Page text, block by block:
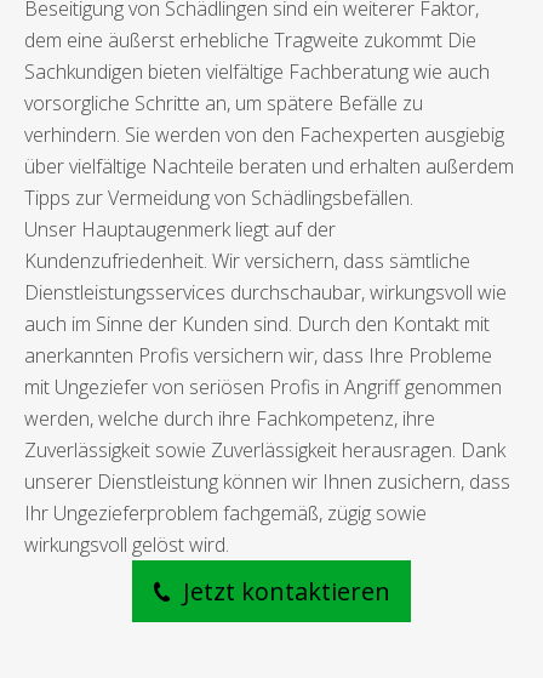
Beseitigung von Schädlingen sind ein weiterer Faktor,
dem eine äußerst erhebliche Tragweite zukommt Die
Sachkundigen bieten vielfältige Fachberatung wie auch
vorsorgliche Schritte an, um spätere Befälle zu
verhindern. Sie werden von den Fachexperten ausgiebig
über vielfältige Nachteile beraten und erhalten außerdem
Tipps zur Vermeidung von Schädlingsbefällen.
Unser Hauptaugenmerk liegt auf der
Kundenzufriedenheit. Wir versichern, dass sämtliche
Dienstleistungsservices durchschaubar, wirkungsvoll wie
auch im Sinne der Kunden sind. Durch den Kontakt mit
anerkannten Profis versichern wir, dass Ihre Probleme
mit Ungeziefer von seriösen Profis in Angriff genommen
werden, welche durch ihre Fachkompetenz, ihre
Zuverlässigkeit sowie Zuverlässigkeit herausragen. Dank
unserer Dienstleistung können wir Ihnen zusichern, dass
Ihr Ungezieferproblem fachgemäß, zügig sowie
wirkungsvoll gelöst wird.
Jetzt kontaktieren